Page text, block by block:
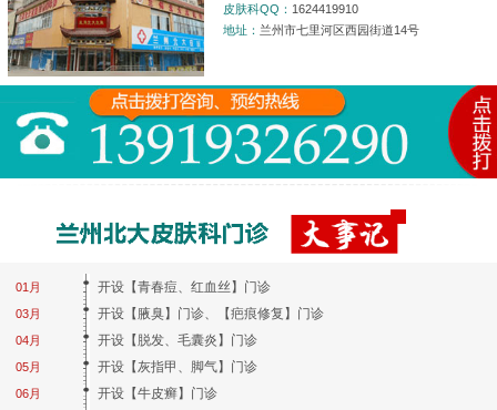
皮肤科QQ： 1624419910
地址： 兰州市七里河区西园街道14号
01月
03月
04月
05月
06月
开设【青春痘、红血丝】门诊
开设【腋臭】门诊、【疤痕修复】门诊
开设【脱发、毛囊炎】门诊
开设【灰指甲、脚气】门诊
开设【牛皮癣】门诊